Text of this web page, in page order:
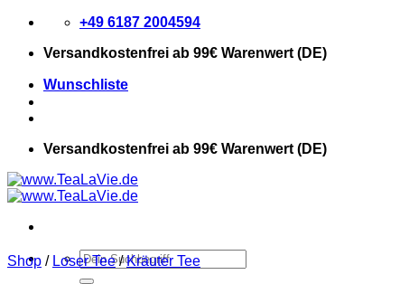
Zum
springen
+49 6187 2004594
Versandkostenfrei ab 99€ Warenwert (DE)
Wunschliste
Versandkostenfrei ab 99€ Warenwert (DE)
Suchen
nach:
Shop / Loser Tee / Kräuter Tee